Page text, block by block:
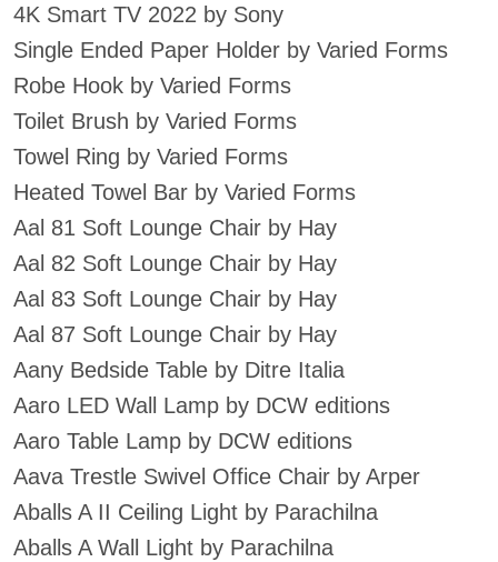
4K Smart TV 2022 by Sony
Single Ended Paper Holder by Varied Forms
Robe Hook by Varied Forms
Toilet Brush by Varied Forms
Towel Ring by Varied Forms
Heated Towel Bar by Varied Forms
Aal 81 Soft Lounge Chair by Hay
Aal 82 Soft Lounge Chair by Hay
Aal 83 Soft Lounge Chair by Hay
Aal 87 Soft Lounge Chair by Hay
Aany Bedside Table by Ditre Italia
Aaro LED Wall Lamp by DCW editions
Aaro Table Lamp by DCW editions
Aava Trestle Swivel Office Chair by Arper
Aballs A II Ceiling Light by Parachilna
Aballs A Wall Light by Parachilna